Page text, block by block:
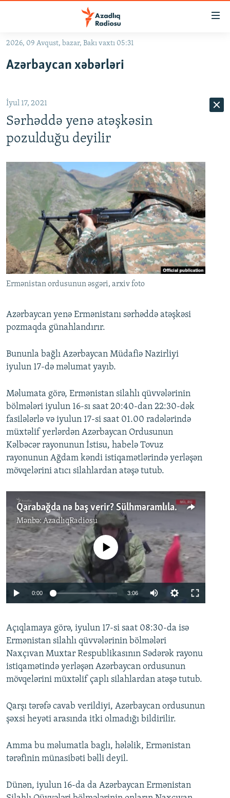
Əsas
qayıt
qayıt
Axtarışa
#ƏSLINDƏ
QANUNI DOĞRU
ARAŞDIRMA
MULTIMEDIA
VIDEO
FOTOQALEREYA
İNFOQRAFIKA
KARIKATURA
RADIO ARXIV
OXU ZALI
AZƏRBAYCAN ƏDƏBIYYATI KITABXANASI
İSLAM VƏ DEMOKRATIYA
HAQQIMIZDA
MISSIYAMIZ
PEŞƏ ETIKASI VƏ JURNALISTIKA STANDARTLARIMIZ
BIZIMLƏ ƏLAQƏ
XƏBƏR BÜLLETENLƏRIMIZ
BIZI IZLƏ
2026, 09 Avqust, bazar, Bakı vaxtı 05:31
Azərbaycan xəbərləri
İyul 17, 2021
Sərhəddə yenə atəşkəsin
pozulduğu deyilir
Ermənistan ordusunun əsgəri, arxiv foto
Azərbaycan yenə Ermənistanı sərhəddə atəşkəsi
pozmaqda günahlandırır.
Bununla bağlı Azərbaycan Müdafiə Nazirliyi
iyulun 17-də məlumat yayıb.
Məlumata görə, Ermənistan silahlı qüvvələrinin
bölmələri iyulun 16-sı saat 20:40-dan 22:30-dək
fasilələrlə və iyulun 17-si saat 01.00 radələrində
müxtəlif yerlərdən Azərbaycan Ordusunun
Kəlbəcər rayonunun İstisu, habelə Tovuz
rayonunun Ağdam kəndi istiqamətlərində yerləşən
mövqelərini atıcı silahlardan atəşə tutub.
Qarabağda nə baş verir? Sülhməramlılar təlim keçirir
Mənbə:AzadlıqRadiosu
Auto 240p 360p 480p
720p 1080p
No media source currently available
0:00 3:06
360p
480p
1080p
Açıqlamaya görə, iyulun 17-si saat 08:30-da isə
Ermənistan silahlı qüvvələrinin bölmələri
Naxçıvan Muxtar Respublikasının Sədərək rayonu
istiqamətində yerləşən Azərbaycan ordusunun
mövqelərini müxtəlif çaplı silahlardan atəşə tutub.
Qarşı tərəfə cavab verildiyi, Azərbaycan ordusunun
şəxsi heyəti arasında itki olmadığı bildirilir.
Amma bu məlumatla baglı, hələlik, Ermənistan
tərəfinin münasibəti bəlli deyil.
Dünən, iyulun 16-da da Azərbaycan Ermənistan